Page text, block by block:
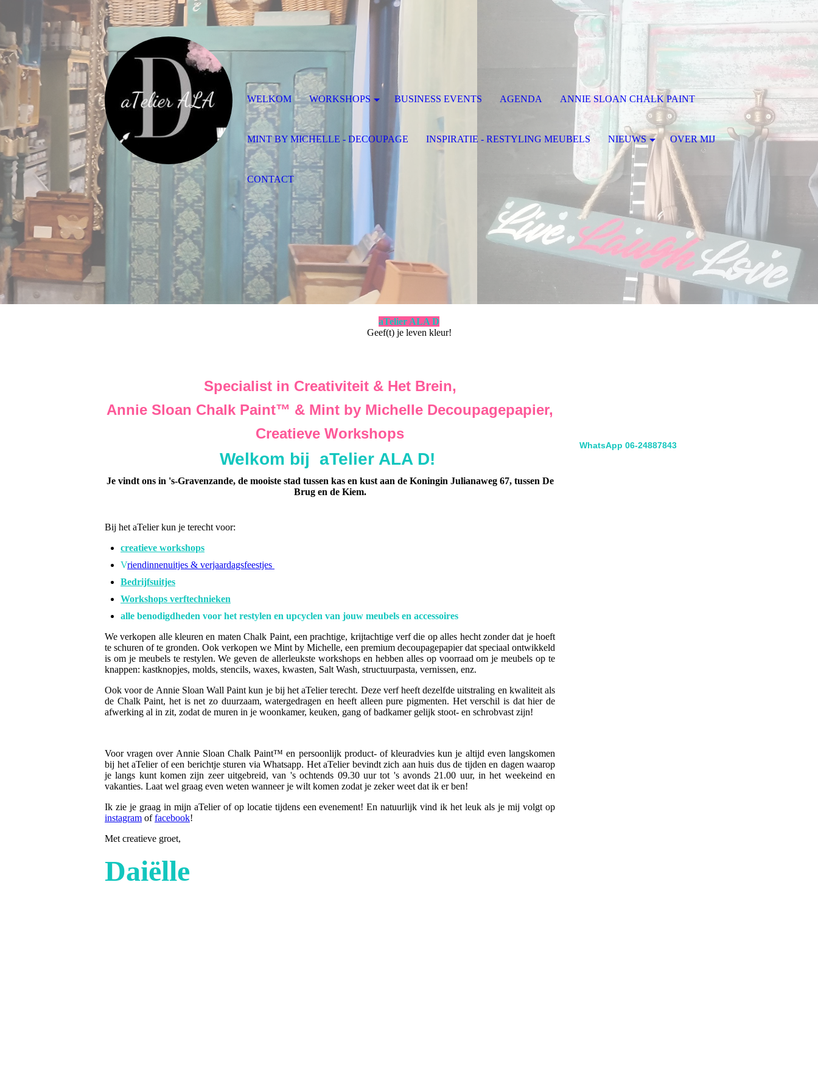
aTelier ALA D
Geef(t) je leven kleur!
Specialist in Creativiteit & Het Brein,
Annie Sloan Chalk Paint™ & Mint by Michelle Decoupagepapier,
Creatieve Workshops
Welkom bij aTelier ALA D!
Je vindt ons in 's-Gravenzande, de mooiste stad tussen kas en kust aan de Koningin Julianaweg 67, tussen De
Brug en de Kiem.
Bij het aTelier kun je terecht voor:
creatieve workshops
Vriendinnenuitjes & verjaardagsfeestjes
Bedrijfsuitjes
Workshops verftechnieken
alle benodigdheden voor het restylen en upcyclen van jouw meubels en accessoires
We verkopen alle kleuren en maten Chalk Paint, een prachtige, krijtachtige verf die op alles hecht zonder dat je hoeft
te schuren of te gronden. Ook verkopen we Mint by Michelle, een premium decoupagepapier dat speciaal ontwikkeld
is om je meubels te restylen. We geven de allerleukste workshops en hebben alles op voorraad om je meubels op te
knappen: kastknopjes, molds, stencils, waxes, kwasten, Salt Wash, structuurpasta, vernissen, enz.
Ook voor de Annie Sloan Wall Paint kun je bij het aTelier terecht. Deze verf heeft dezelfde uitstraling en kwaliteit als
de Chalk Paint, het is net zo duurzaam, watergedragen en heeft alleen pure pigmenten. Het verschil is dat hier de
afwerking al in zit, zodat de muren in je woonkamer, keuken, gang of badkamer gelijk stoot- en schrobvast zijn!
Voor vragen over Annie Sloan Chalk Paint™ en persoonlijk product- of kleuradvies kun je altijd even langskomen
bij het aTelier of een berichtje sturen via Whatsapp. Het aTelier bevindt zich aan huis dus de tijden en dagen waarop
je langs kunt komen zijn zeer uitgebreid, van 's ochtends 09.30 uur tot 's avonds 21.00 uur, in het weekeind en
vakanties. Laat wel graag even weten wanneer je wilt komen zodat je zeker weet dat ik er ben!
Ik zie je graag in mijn aTelier of op locatie tijdens een evenement! En natuurlijk vind ik het leuk als je mij volgt op
instagram offacebook!
Met creatieve groet,
Daiëlle
WhatsApp 06-24887843
WELKOM WORKSHOPS BUSINESS EVENTS AGENDA ANNIE SLOAN CHALK PAINT
MINT BY MICHELLE - DECOUPAGE INSPIRATIE - RESTYLING MEUBELS NIEUWS OVER MIJ
CONTACT